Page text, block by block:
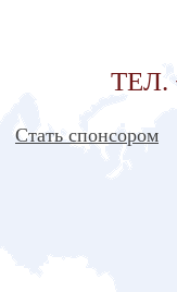
ТЕЛ.
Стать спонсором